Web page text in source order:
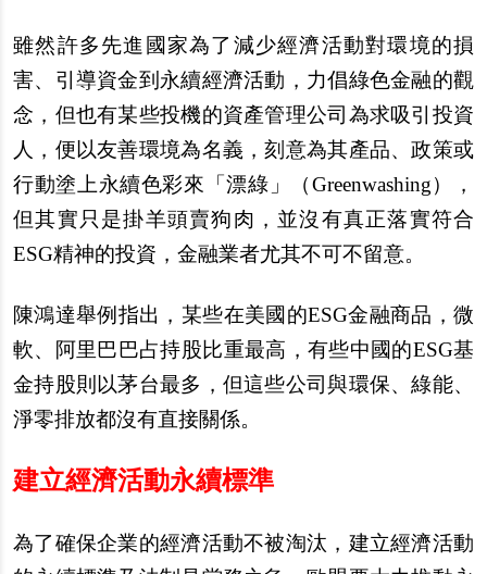
雖然許多先進國家為了減少經濟活動對環境的損
害、引導資金到永續經濟活動，力倡綠色金融的觀
念，但也有某些投機的資產管理公司為求吸引投資
人，便以友善環境為名義，刻意為其產品、政策或
行動塗上永續色彩來「漂綠」（Greenwashing），
但其實只是掛羊頭賣狗肉，並沒有真正落實符合
ESG精神的投資，金融業者尤其不可不留意。
陳鴻達舉例指出，某些在美國的ESG金融商品，微
軟、阿里巴巴占持股比重最高，有些中國的ESG基
金持股則以茅台最多，但這些公司與環保、綠能、
淨零排放都沒有直接關係。
建立經濟活動永續標準
為了確保企業的經濟活動不被淘汰，建立經濟活動